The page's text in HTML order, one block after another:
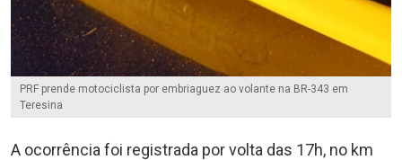
PRF prende motociclista por embriaguez ao volante na BR-343 em
Teresina
A ocorrência foi registrada por volta das 17h, no km